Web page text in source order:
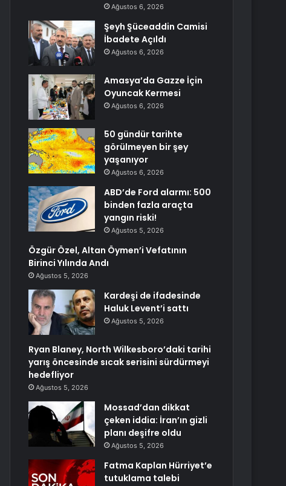
Ağustos 6, 2026
Şeyh Şüceaddin Camisi
İbadete Açıldı
Ağustos 6, 2026
Amasya’da Gazze İçin
Oyuncak Kermesi
Ağustos 6, 2026
50 gündür tarihte
görülmeyen bir şey
yaşanıyor
Ağustos 6, 2026
ABD’de Ford alarmı: 500
binden fazla araçta
yangın riski!
Ağustos 5, 2026
Özgür Özel, Altan Öymen’i Vefatının
Birinci Yılında Andı
Ağustos 5, 2026
Kardeşi de ifadesinde
Haluk Levent’i sattı
Ağustos 5, 2026
Ryan Blaney, North Wilkesboro’daki tarihi
yarış öncesinde sıcak serisini sürdürmeyi
hedefliyor
Ağustos 5, 2026
Mossad’dan dikkat
çeken iddia: İran’ın gizli
planı deşifre oldu
Ağustos 5, 2026
Fatma Kaplan Hürriyet’e
tutuklama talebi